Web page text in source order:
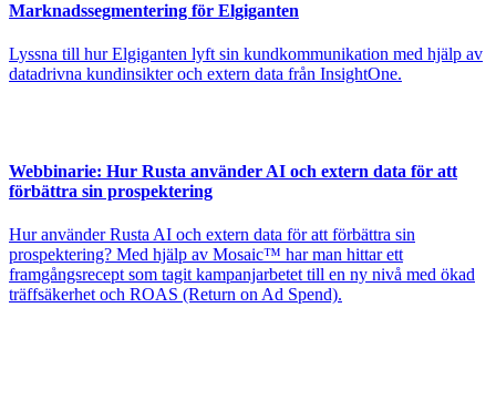
Marknadssegmentering för Elgiganten
Lyssna till hur Elgiganten lyft sin kundkommunikation med hjälp av
datadrivna kundinsikter och extern data från InsightOne.
Webbinarie: Hur Rusta använder AI och extern data för att
förbättra sin prospektering
Hur använder Rusta AI och extern data för att förbättra sin
prospektering? Med hjälp av Mosaic™ har man hittar ett
framgångsrecept som tagit kampanjarbetet till en ny nivå med ökad
träffsäkerhet och ROAS (Return on Ad Spend).